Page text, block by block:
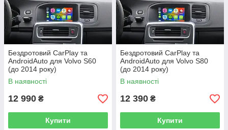
Бездротовий CarPlay та
AndroidAuto для Volvo S60
(до 2014 року)
В наявності
12 990 ₴
Купити
Бездротовий CarPlay та
AndroidAuto для Volvo S80
(до 2014 року)
В наявності
12 390 ₴
Купити